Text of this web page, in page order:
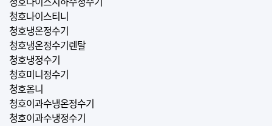
청호나이스티니
청호냉온정수기
청호냉온정수기렌탈
청호냉정수기
청호미니정수기
청호옴니
청호이과수냉온정수기
청호이과수냉정수기